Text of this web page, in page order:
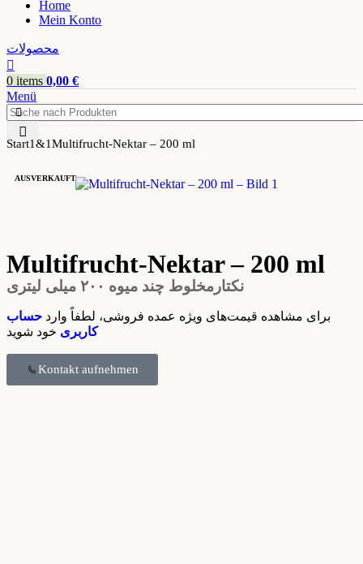
Home
Mein Konto
محصولات
0 items 0,00 €
Menü
Start1&1Multifrucht-Nektar – 200 ml
AUSVERKAUFT
Multifrucht-Nektar – 200 ml
نکتارمخلوط چند میوه ۲۰۰ میلی لیتری
برای مشاهده قیمت‌های ویژه عمده‌ فروشی، لطفاً وارد حساب
کاربری خود شوید
Kontakt aufnehmen